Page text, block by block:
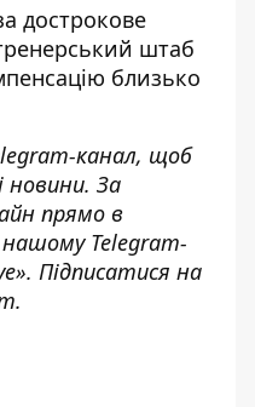
дострокове
штаб
близько
канал, щоб
новини. За
прямо в
нашому Telegram-
. Підписатися на
.